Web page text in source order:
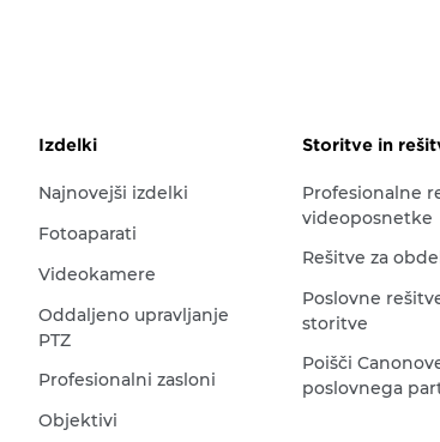
Izdelki
Najnovejši izdelki
Fotoaparati
Videokamere
Oddaljeno upravljanje
PTZ
Profesionalni zasloni
Objektivi
Storitve in
Profesionalne
videoposnetke
Rešitve za
Poslovne
storitve
Poišči
poslovnega